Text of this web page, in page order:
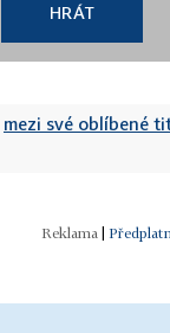
HRÁT
mezi své oblíbené
|